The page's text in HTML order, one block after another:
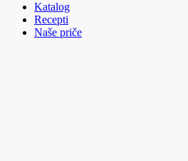
Katalog
Recepti
Naše priče